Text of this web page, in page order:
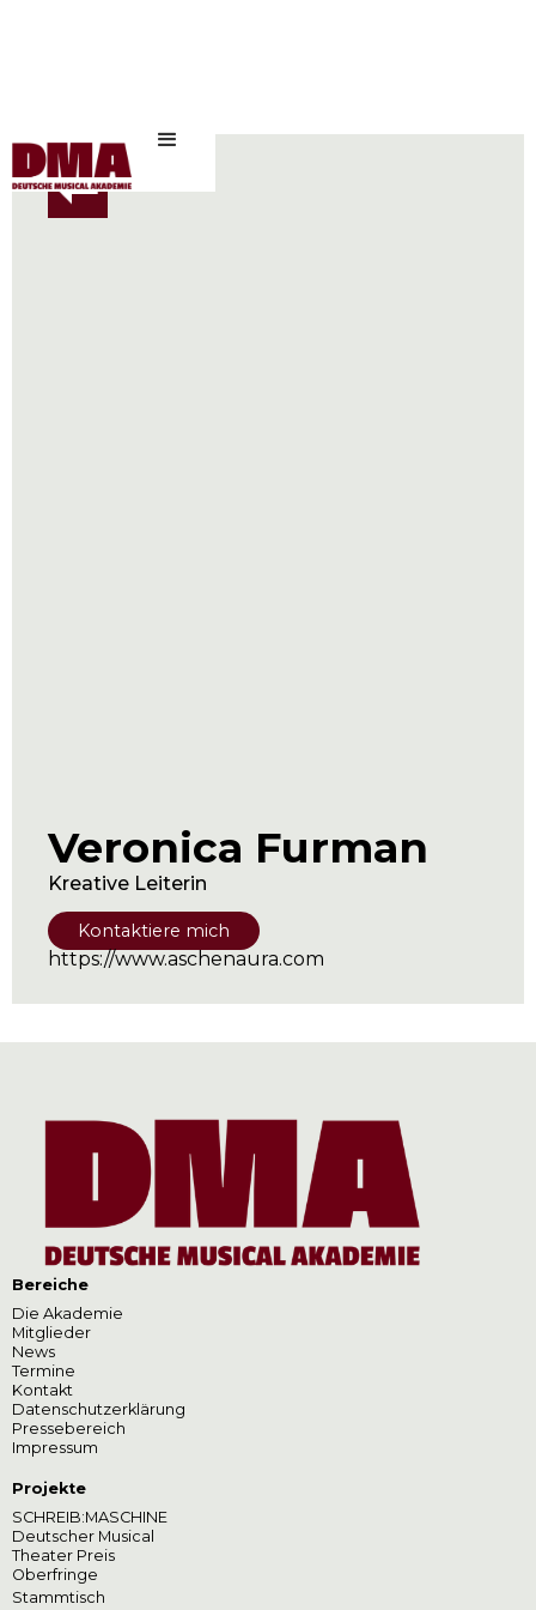
Veronica Furman
Kreative Leiterin
Kontaktiere mich
https://www.aschenaura.com
Bereiche
Die Akademie
Mitglieder
News
Termine
Kontakt
Datenschutzerklärung
Pressebereich
Impressum
Projekte
SCHREIB:MASCHINE
Deutscher Musical
Theater Preis
Oberfringe
Stammtisch